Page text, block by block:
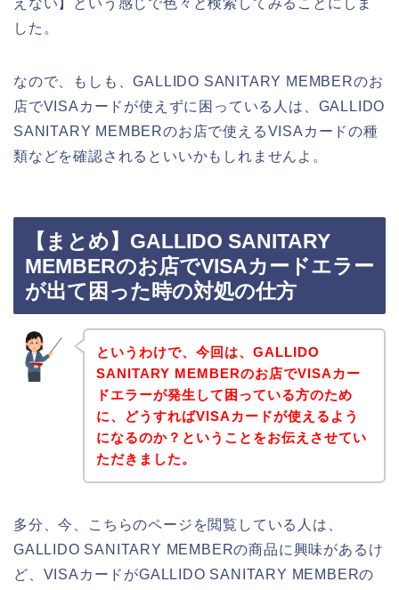
した。
なので、もしも、GALLIDO SANITARY MEMBERのお
店でVISAカードが使えずに困っている人は、GALLIDO
SANITARY MEMBERのお店で使えるVISAカードの種
類などを確認されるといいかもしれませんよ。
【まとめ】GALLIDO SANITARY
MEMBERのお店でVISAカードエラー
が出て困った時の対処の仕方
というわけで、今回は、GALLIDO
SANITARY MEMBERのお店でVISAカー
ドエラーが発生して困っている方のため
に、どうすればVISAカードが使えるよう
になるのか？ということをお伝えさせてい
ただきました。
多分、今、こちらのページを閲覧している人は、
GALLIDO SANITARY MEMBERの商品に興味があるけ
ど、VISAカードがGALLIDO SANITARY MEMBERの